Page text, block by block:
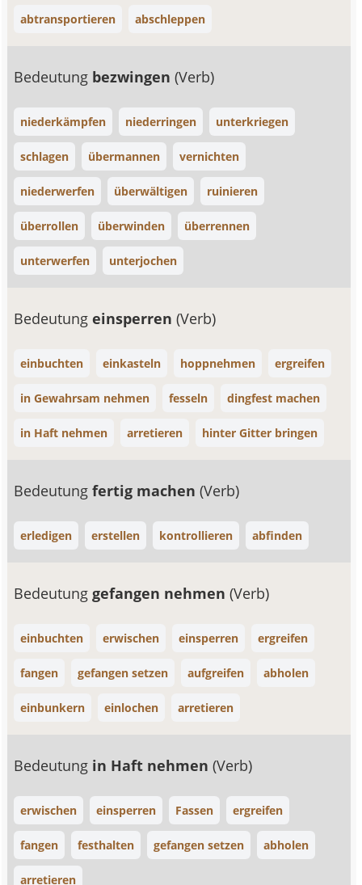
abtransportieren abschleppen
Bedeutung bezwingen(Verb)
niederkämpfen niederringen unterkriegen
schlagen übermannen vernichten
niederwerfen überwältigen ruinieren
überrollen überwinden überrennen
unterwerfen unterjochen
Bedeutungeinsperren(Verb)
einbuchten einkasteln hoppnehmen ergreifen
in Gewahrsam nehmen fesseln dingfest machen
in Haft nehmen arretieren hinter Gitter bringen
Bedeutungfertig machen(Verb)
erledigen erstellen kontrollieren abfinden
Bedeutunggefangen nehmen(Verb)
einbuchten erwischen einsperren ergreifen
fangen gefangen setzen aufgreifen abholen
einbunkern einlochen arretieren
Bedeutung in Haft nehmen(Verb)
erwischen einsperren Fassen ergreifen
fangen festhalten gefangen setzen abholen
arretieren